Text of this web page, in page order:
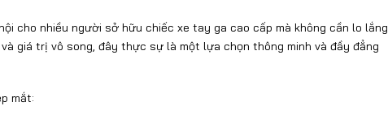
cho nhiều người sở hữu chiếc xe tay ga cao cấp mà không cần lo lắng
giá trị vô song, đây thực sự là một lựa chọn thông minh và đầy đẳng
mắt: